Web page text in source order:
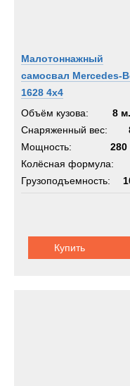
Малотоннажный
самосвал Mercedes-
1628 4x4
Объём кузова:
8
Снаряженный вес:
Мощность:
280
Колёсная формула:
Грузоподъемность:
Купить